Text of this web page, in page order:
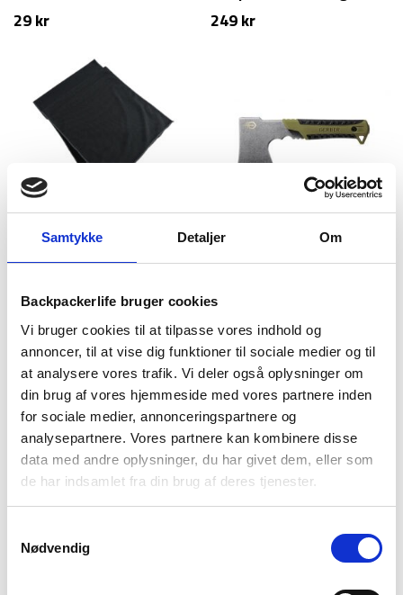
Samtykke Detaljer Om
Backpackerlife bruger cookies
Vi bruger cookies til at tilpasse vores indhold og
annoncer, til at vise dig funktioner til sociale medier og til
at analysere vores trafik. Vi deler også oplysninger om
din brug af vores hjemmeside med vores partnere inden
for sociale medier, annonceringspartnere og
analysepartnere. Vores partnere kan kombinere disse
data med andre oplysninger, du har givet dem, eller som
de har indsamlet fra din brug af deres tjenester.
Nødvendig
29kr 249kr
– Kølende
59 kr
Highlander